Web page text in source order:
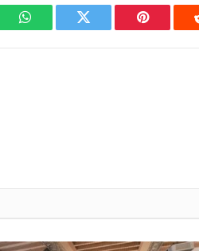
WhatsAppTwitter Pinterest